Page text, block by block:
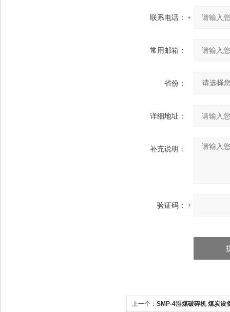
联系电话：
常用邮箱：
省份：
详细地址：
补充说明：
验证码：
上一个： SMP-4湿煤破碎机 煤炭设